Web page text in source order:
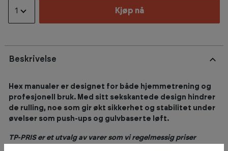
1 Kjøp nå
Beskrivelse
Hex manualer er designet for både hjemmetrening og
profesjonell bruk. Med sitt sekskantede design hindrer
de rulling, noe som gir økt sikkerhet og stabilitet under
øvelser som push-ups og gulvbaserte løft.​
TP-PRIS er et utvalg av varer som vi regelmessig priser